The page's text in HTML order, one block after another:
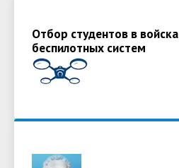
Отбор студентов в войска
беспилотных систем